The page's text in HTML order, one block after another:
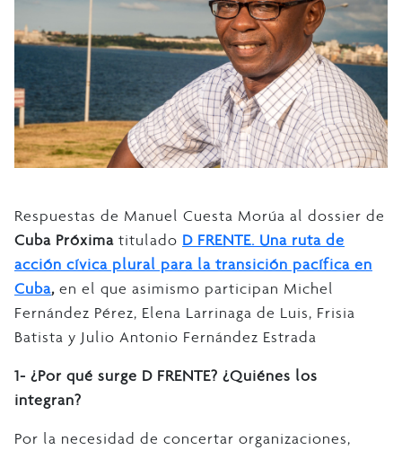
Respuestas de Manuel Cuesta Morúa al dossier de
Cuba Próxima titulado D FRENTE. Una ruta de
acción cívica plural para la transición pacífica en
Cuba, en el que asimismo participan Michel
Fernández Pérez, Elena Larrinaga de Luis, Frisia
Batista y Julio Antonio Fernández Estrada
1- ¿Por qué surge D FRENTE? ¿Quiénes los
integran?
Por la necesidad de concertar organizaciones,